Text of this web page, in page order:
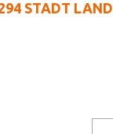
STADT LAND